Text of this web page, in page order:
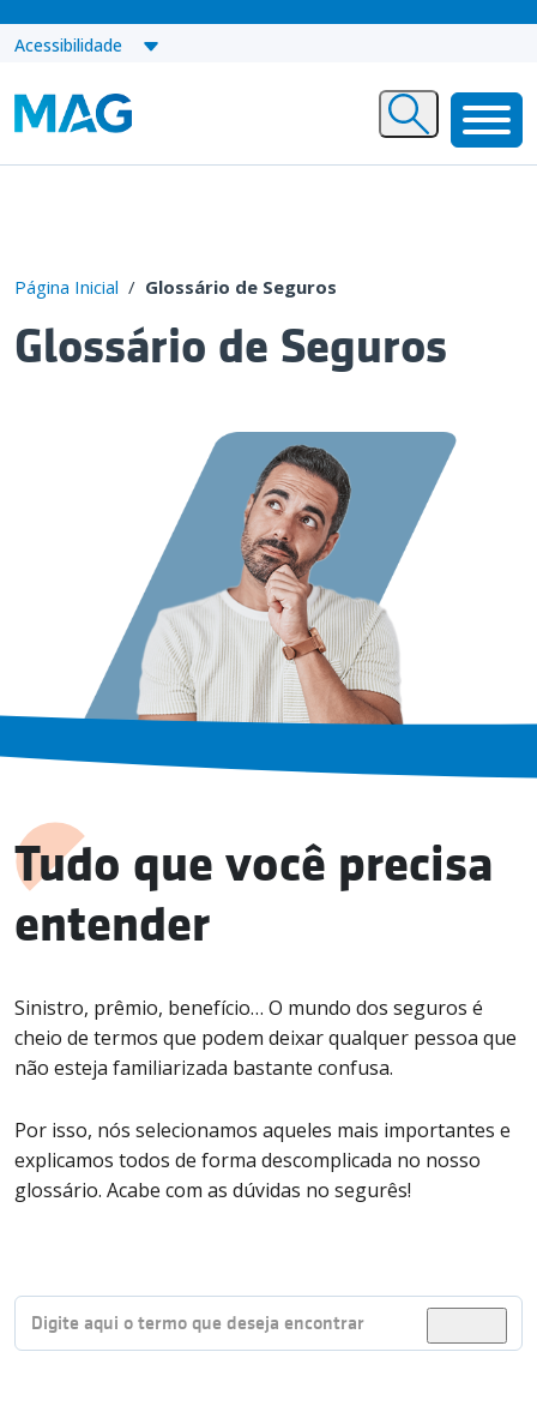
Acessibilidade
Página Inicial / Glossário de Seguros
Glossário de Seguros
Tudo que você precisa
entender
Sinistro, prêmio, benefício… O mundo dos seguros é
cheio de termos que podem deixar qualquer pessoa que
não esteja familiarizada bastante confusa.
Por isso, nós selecionamos aqueles mais importantes e
explicamos todos de forma descomplicada no nosso
glossário. Acabe com as dúvidas no segurês!